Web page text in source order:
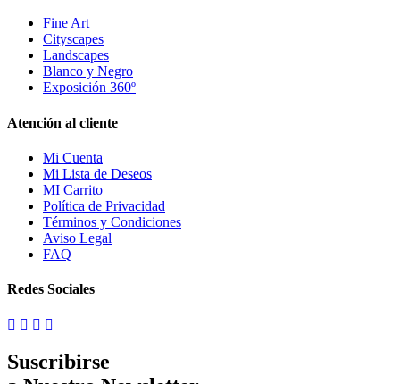
Fine Art
Cityscapes
Landscapes
Blanco y Negro
Exposición 360º
Atención al cliente
Mi Cuenta
Mi Lista de Deseos
MI Carrito
Política de Privacidad
Términos y Condiciones
Aviso Legal
FAQ
Redes Sociales
Suscribirse